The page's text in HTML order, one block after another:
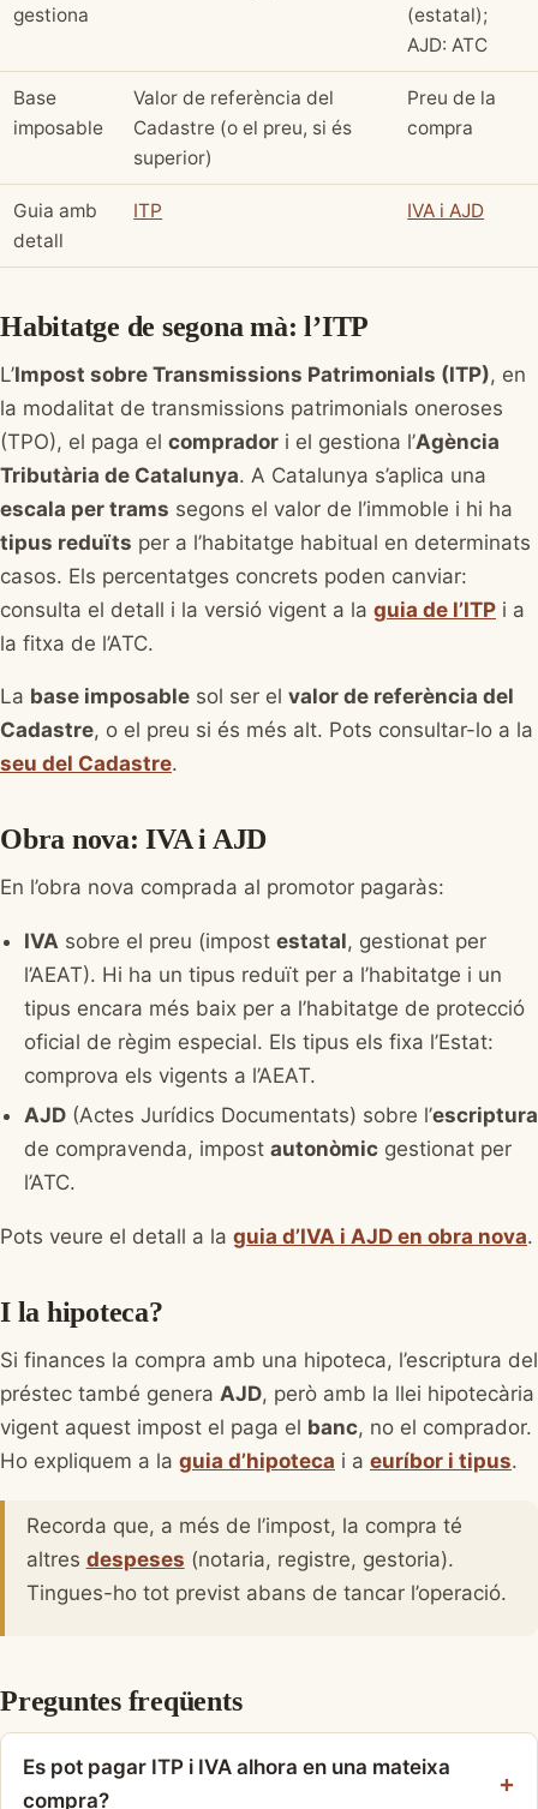
gestiona
(estatal);
AJD: ATC
Base
imposable
Valor de referència del
Cadastre (o el preu, si és
superior)
Preu de la
compra
Guia amb
detall
ITP IVA i AJD
Habitatge de segona mà: l’ITP
L’Impost sobre Transmissions Patrimonials (ITP), en
la modalitat de transmissions patrimonials oneroses
(TPO), el paga el comprador i el gestiona l’Agència
Tributària de Catalunya. A Catalunya s’aplica una
escala per trams segons el valor de l’immoble i hi ha
tipus reduïts per a l’habitatge habitual en determinats
casos. Els percentatges concrets poden canviar:
consulta el detall i la versió vigent a la guia de l’ITP i a
la fitxa de l’ATC.
La base imposable sol ser el valor de referència del
Cadastre, o el preu si és més alt. Pots consultar-lo a la
seu del Cadastre.
Obra nova: IVA i AJD
En l’obra nova comprada al promotor pagaràs:
IVA sobre el preu (impost estatal, gestionat per
l’AEAT). Hi ha un tipus reduït per a l’habitatge i un
tipus encara més baix per a l’habitatge de protecció
oficial de règim especial. Els tipus els fixa l’Estat:
comprova els vigents a l’AEAT.
AJD (Actes Jurídics Documentats) sobre l’escriptura
de compravenda, impost autonòmic gestionat per
l’ATC.
Pots veure el detall a la guia d’IVA i AJD en obra nova.
I la hipoteca?
Si finances la compra amb una hipoteca, l’escriptura del
préstec també genera AJD, però amb la llei hipotecària
vigent aquest impost el paga el banc, no el comprador.
Ho expliquem a la guia d’hipoteca i a euríbor i tipus.
Recorda que, a més de l’impost, la compra té
altres despeses (notaria, registre, gestoria).
Tingues-ho tot previst abans de tancar l’operació.
Preguntes freqüents
Es pot pagar ITP i IVA alhora en una mateixa
compra?